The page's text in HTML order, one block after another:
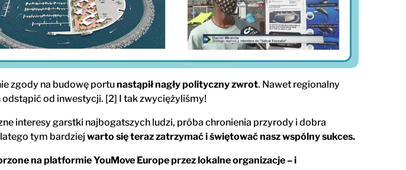
zgody na budowę portunastąpił nagły polityczny zwrot. Nawet regionalny
od inwestycji. [2] I tak zwyciężyliśmy!
interesy garstki najbogatszych ludzi, próba chronienia przyrody i dobra
tym bardziej warto się teraz zatrzymać i świętować nasz wspólny sukces.
na platformie YouMove Europe przez lokalne organizacje – i